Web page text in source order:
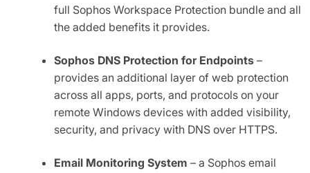
full Sophos Workspace Protection bundle and all
the added benefits it provides.
Sophos DNS Protection for Endpoints –
provides an additional layer of web protection
across all apps, ports, and protocols on your
remote Windows devices with added visibility,
security, and privacy with DNS over HTTPS.
Email Monitoring System – a Sophos email